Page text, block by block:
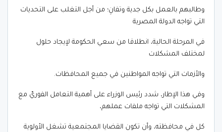
وطالبهم بالعمل بكل جدية وتفانِ؛ من أجل التغلب على التحديات
التي تواجه الدولة المصرية
في المرحلة الحالية، انطلاقا من سعي الحكومة لإيجاد حلول
لمختلف المشكلات
والأزمات التي تواجه المواطنين في جميع المحافظات.
وفي هذا الإطار، شدد رئيس الوزراء على أهمية التعامل الفوريّ مع
المشكلات التي تواجه ملفات عملهم،
كل في محافظته، وأن تكون القضايا المجتمعية تشغل الأولوية